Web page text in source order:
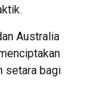
Australia
setara bagi